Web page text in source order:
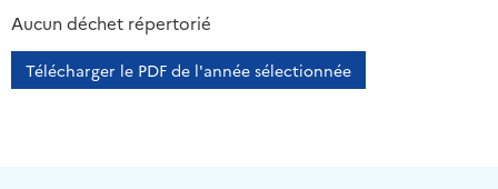
2013 2014
Aucun déchet répertorié
Télécharger le PDF de l'année sélectionnée